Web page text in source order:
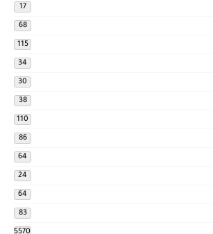
17
68
115
34
30
38
110
86
64
24
64
83
5570